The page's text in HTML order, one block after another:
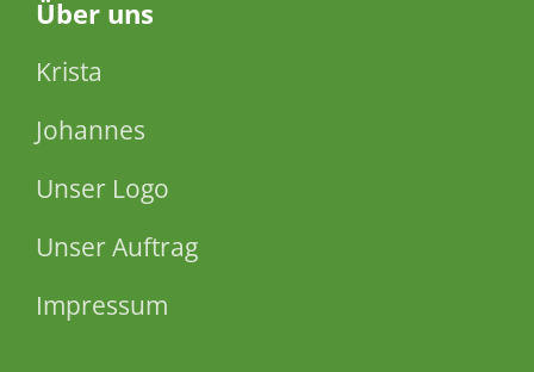
Über uns
Krista
Johannes
Unser Logo
Unser Auftrag
Impressum